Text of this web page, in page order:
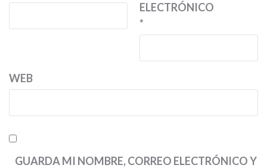
ELECTRÓNICO
*
WEB
GUARDA MI NOMBRE, CORREO ELECTRÓNICO Y